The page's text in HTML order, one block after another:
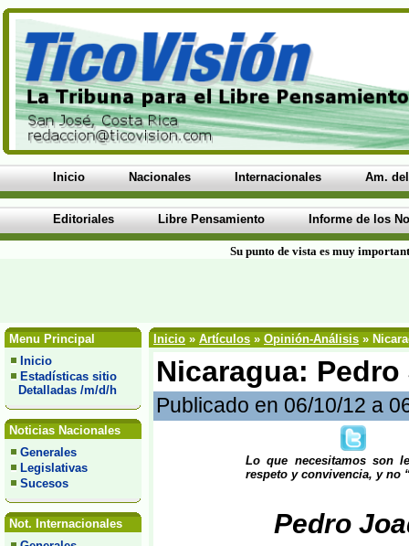
Inicio Nacionales Internacionales Am.
Editoriales Libre Pensamiento Informe de los
Su punto de vista es muy
Menu Principal
Inicio
Estadísticas sitio
Detalladas /m/d/h
Noticias Nacionales
Generales
Legislativas
Sucesos
Not. Internacionales
Inicio » Artículos » Opinión-Análisis »
Nicaragua:
Publicado en 06/10/12 a
Lo que necesitamos son
respeto y convivencia, y no
Pedro